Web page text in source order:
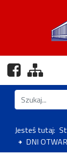
Nasz profil
Jesteś tutaj:
DNI
Znajdź na stronie